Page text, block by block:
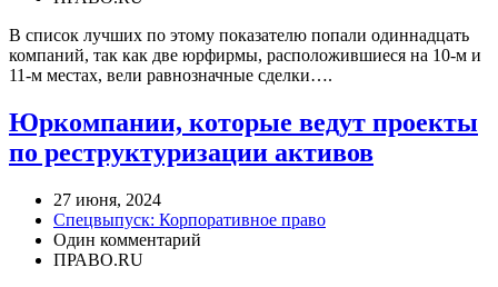
В список лучших по этому показателю попали одиннадцать
компаний, так как две юрфирмы, расположившиеся на 10-м и
11-м местах, вели равнозначные сделки….
Юркомпании, которые ведут проекты
по реструктуризации активов
27 июня, 2024
Спецвыпуск: Корпоративное право
Один комментарий
ПРАВО.RU